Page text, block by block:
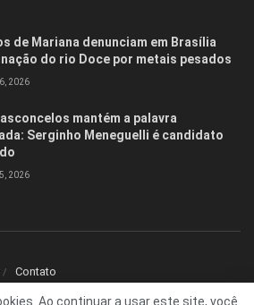
de Mariana denunciam em Brasília
do rio Doce por metais pesados
2026
mantém a palavra
Serginho Meneguelli é candidato
2026
Contato
Ao continuar a usar este site, você